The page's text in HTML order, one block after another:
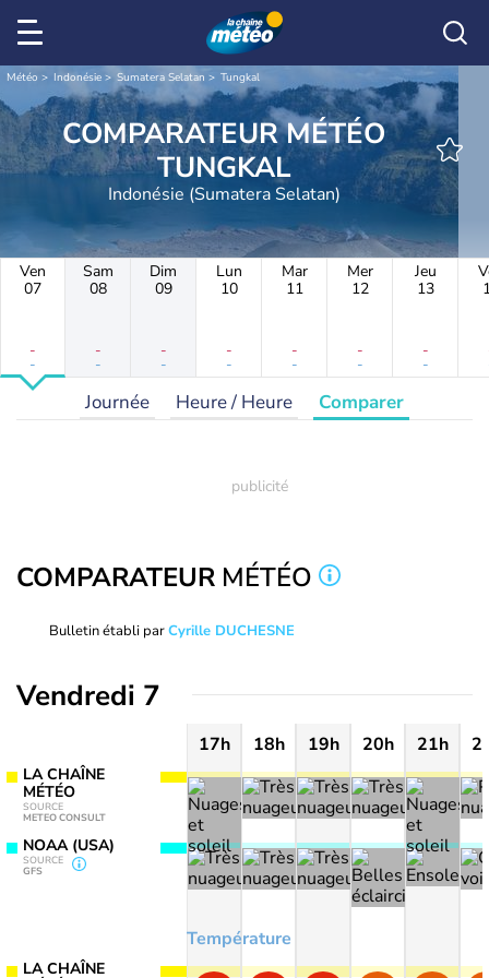
Météo Indonésie Sumatera Selatan Tungkal
COMPARATEUR MÉTÉO
TUNGKAL
Indonésie (Sumatera Selatan)
Ven
07
-
-
Sam
08
-
-
Dim
09
-
-
Lun
10
-
-
Mar
11
-
-
Mer
12
-
-
Jeu
13
-
-
Journée Heure / Heure Comparer
COMPARATEUR MÉTÉO
Bulletin établi parCyrille DUCHESNE
Vendredi 7
LA CHAÎNE
MÉTÉO
SOURCE
METEO CONSULT
NOAA (USA)
SOURCE
GFS
LA CHAÎNE
17h 18h 19h 20h 21h
Température